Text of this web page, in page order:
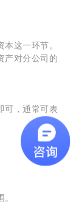
这一环节。
产对分公司的
，通常可表